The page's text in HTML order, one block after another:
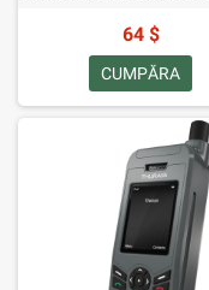
64 $
CUMPĂRA